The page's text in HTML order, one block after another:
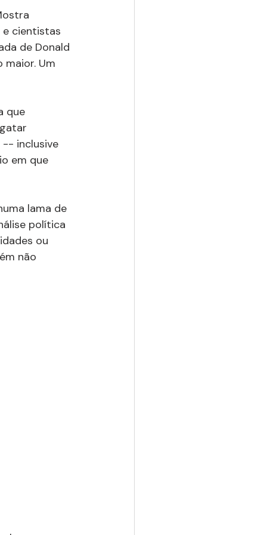
e cientistas
de Donald
Um
que
inclusive
em que
lama de
política
ou
não